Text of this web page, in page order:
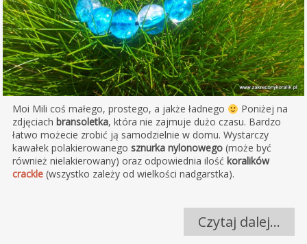
Moi Mili coś małego, prostego, a jakże ładnego
Poniżej na
zdjęciach bransoletka, która nie zajmuje dużo czasu. Bardzo
łatwo możecie zrobić ją samodzielnie w domu. Wystarczy
kawałek polakierowanego sznurka nylonowego(może być
również nielakierowany) oraz odpowiednia ilość koralików
crackle(wszystko zależy od wielkości nadgarstka).
Czytaj dalej…